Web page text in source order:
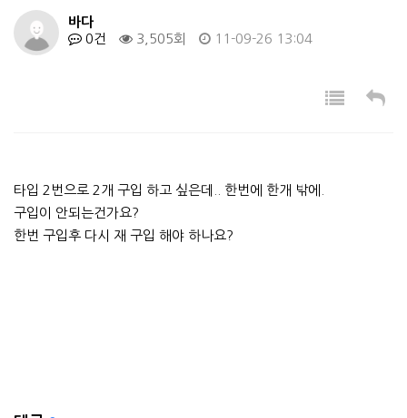
바다
0건
3,505회 11-09-26 13:04
타입 2번으로 2개 구입 하고 싶은데.. 한번에 한개 밖에.
구입이 안되는건가요?
한번 구입후 다시 재 구입 해야 하나요?